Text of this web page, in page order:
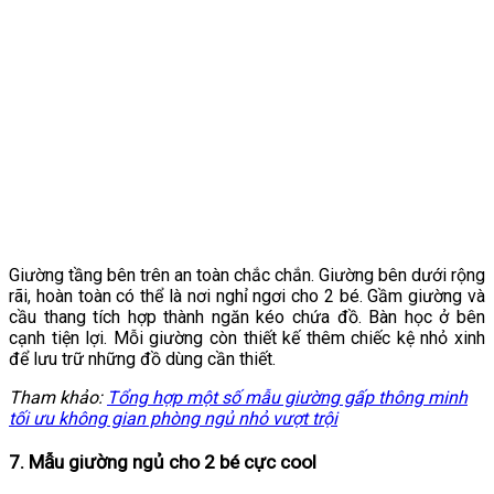
Giường tầng bên trên an toàn chắc chắn. Giường bên dưới rộng
rãi, hoàn toàn có thể là nơi nghỉ ngơi cho 2 bé. Gầm giường và
cầu thang tích hợp thành ngăn kéo chứa đồ. Bàn học ở bên
cạnh tiện lợi. Mỗi giường còn thiết kế thêm chiếc kệ nhỏ xinh
để lưu trữ những đồ dùng cần thiết.
Tham khảo: Tổng hợp một số mẫu giường gấp thông minh
tối ưu không gian phòng ngủ nhỏ vượt trội
7. Mẫu giường ngủ cho 2 bé cực cool